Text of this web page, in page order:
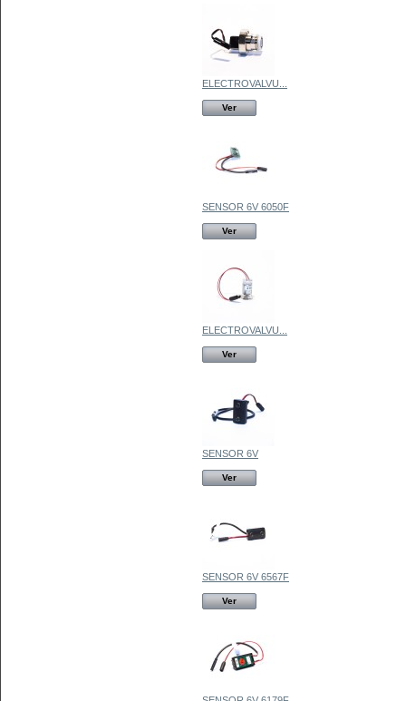
ELECTROVALVU...
Ver
SENSOR 6V 6050F
Ver
ELECTROVALVU...
Ver
SENSOR 6V
Ver
SENSOR 6V 6567F
Ver